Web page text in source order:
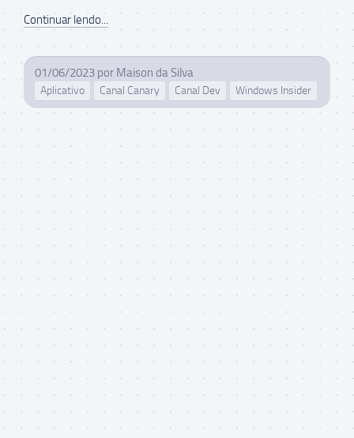
Continuar lendo...
01/06/2023 por Maison da Silva
Aplicativo Canal Canary Canal Dev Windows Insider